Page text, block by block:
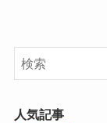
人気記事